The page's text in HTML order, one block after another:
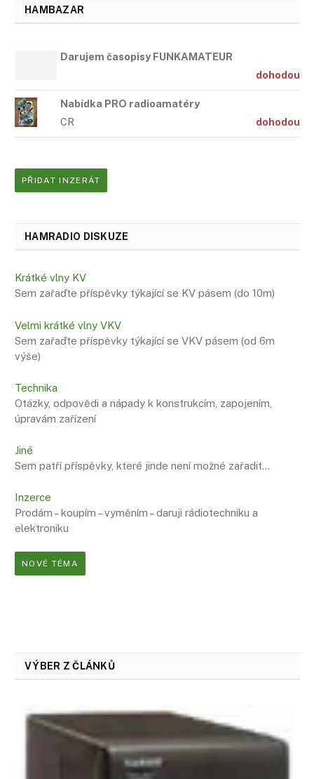
HAMBAZAR
Darujem časopisy FUNKAMATEUR
dohodou
Nabídka PRO radioamatéry
CR dohodou
PŘIDAT INZERÁT
HAMRADIO DISKUZE
Krátké vlny KV
Sem zařaďte příspěvky týkající se KV pásem (do 10m)
Velmi krátké vlny VKV
Sem zařaďte příspěvky týkající se VKV pásem (od 6m
výše)
Technika
Otázky, odpovědi a nápady k konstrukcím, zapojením,
úpravám zařízení
Jiné
Sem patří příspěvky, které jinde není možné zařadit…
Inzerce
Prodám – koupím – vyměním – daruji rádiotechniku a
elektroniku
NOVÉ TÉMA
VÝBER Z ČLÁNKŮ